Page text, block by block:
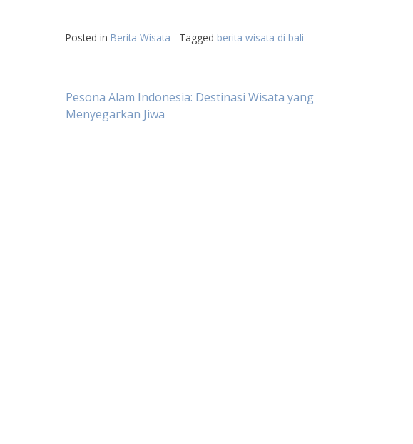
Posted in Berita Wisata Tagged berita wisata di bali
Post
Pesona Alam Indonesia: Destinasi Wisata yang
Menyegarkan Jiwa